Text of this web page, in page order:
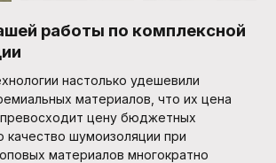
работы по комплексной
настолько удешевили
материалов, что их цена
цену бюджетных
качество шумоизоляции при
материалов многократно